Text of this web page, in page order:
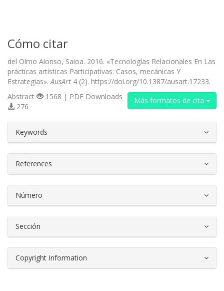
Cómo citar
del Olmo Alonso, Saioa. 2016. «Tecnologías Relacionales En Las
prácticas artísticas Participativas: Casos, mecánicas Y
Estrategias». AusArt 4 (2). https://doi.org/10.1387/ausart.17233.
Más formatos de cita
Abstract
1568 | PDF Downloads
276
Keywords
References
Número
Sección
Copyright Information